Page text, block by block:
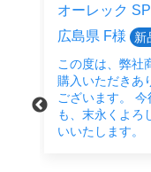
オーレック
広島県 F様
新
この度は、弊社
購入いただきあ
ございます。 今
も、末永くよろ
いいたします。